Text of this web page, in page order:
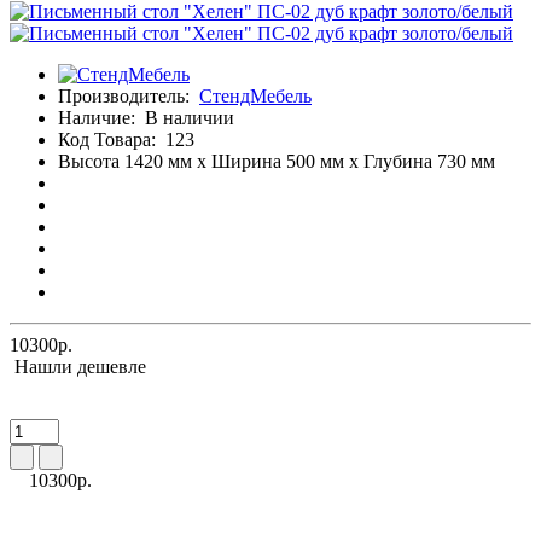
Производитель: СтендМебель
Наличие: В наличии
Код Товара: 123
Высота 1420 мм x Ширина 500 мм x Глубина 730 мм
10300р.
Нашли дешевле
10300р.